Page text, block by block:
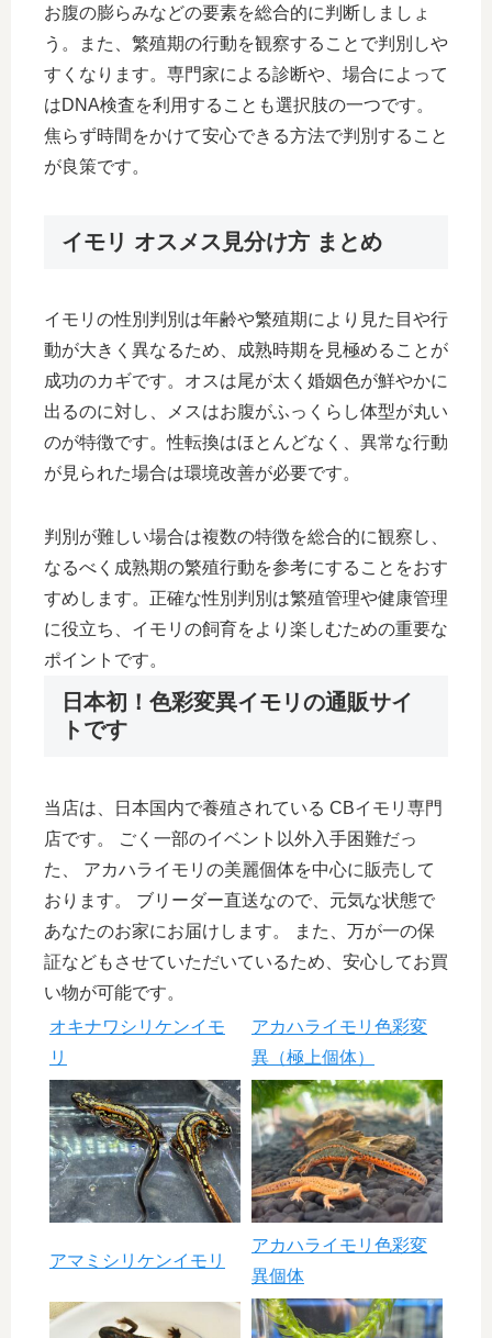
お腹の膨らみなどの要素を総合的に判断しましょ
う。また、繁殖期の行動を観察することで判別しや
すくなります。専門家による診断や、場合によって
はDNA検査を利用することも選択肢の一つです。
焦らず時間をかけて安心できる方法で判別すること
が良策です。
イモリ オスメス見分け方 まとめ
イモリの性別判別は年齢や繁殖期により見た目や行
動が大きく異なるため、成熟時期を見極めることが
成功のカギです。オスは尾が太く婚姻色が鮮やかに
出るのに対し、メスはお腹がふっくらし体型が丸い
のが特徴です。性転換はほとんどなく、異常な行動
が見られた場合は環境改善が必要です。
判別が難しい場合は複数の特徴を総合的に観察し、
なるべく成熟期の繁殖行動を参考にすることをおす
すめします。正確な性別判別は繁殖管理や健康管理
に役立ち、イモリの飼育をより楽しむための重要な
ポイントです。
日本初！色彩変異イモリの通販サイ
トです
当店は、日本国内で養殖されている CBイモリ専門
店です。 ごく一部のイベント以外入手困難だっ
た、 アカハライモリの美麗個体を中心に販売して
おります。 ブリーダー直送なので、元気な状態で
あなたのお家にお届けします。 また、万が一の保
証などもさせていただいているため、安心してお買
い物が可能です。
オキナワシリケンイモ
リ
アカハライモリ色彩変
異（極上個体）
アマミシリケンイモリ
アカハライモリ色彩変
異個体